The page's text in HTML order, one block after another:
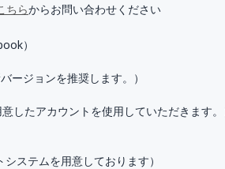
ちらからお問い合わせください
）
ジョンを推奨します。）
したアカウントを使用していただきます。
ステムを用意しております）